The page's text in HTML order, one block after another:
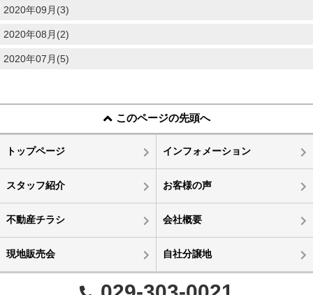
2020年09月(3)
2020年08月(2)
2020年07月(5)
このページの先頭へ
トップページ インフォメーション
スタッフ紹介 お客様の声
不動産チラシ 会社概要
現地販売会 自社分譲地